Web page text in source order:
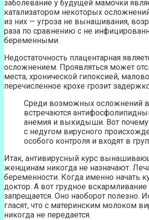
заболевание у будущей мамочки
катализатором некоторых
из них — угроза не вынашивания,
раза по сравнению с не
беременными.
Недостаточность плацентарная
осложнением. Проявляться может
места, хронической гипоксией,
перечисленное крохе грозит
Среди возможных осложнений
встречаются
анемия и выкидыши. Вот
с недугом вирусного
особого контроля и входят в
Итак, антивирусный курс
женщинам никогда не назначают.
беременности. Когда именно начать
доктор. А вот грудное вскармливание
запрещается. Оно наоборот полезно.
гласят, что с материнским молоком
никогда не передается.